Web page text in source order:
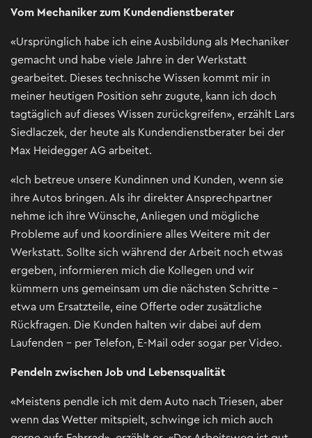
Vom Mechaniker zum Kundendienstberater
«Ursprünglich habe ich eine Ausbildung als Mechaniker
gemacht und habe viele Jahre in der Werkstatt
gearbeitet. Dieses technische Wissen kommt mir in
meiner heutigen Position sehr zugute, kann ich doch
tagtäglich auf dieses Wissen zurückgreifen», erzählt Lars
Siedlaczek, der heute als Kundendienstberater bei der
Max Heidegger AG arbeitet.
«Ich betreue unsere Kundinnen und Kunden, wenn sie
ihre Autos bringen. Als ihr direkter Ansprechpartner
nehme ich ihre Wünsche, Anliegen und mögliche
Probleme auf und koordiniere alles Weitere mit der
Werkstatt. Sollte sich während der Arbeit noch etwas
ergeben, informieren mich die Kollegen und wir
kümmern uns gemeinsam um die nächsten Schritte –
etwa um Ersatzteile, eine Offerte oder zusätzliche
Rückfragen. Die Kunden halten wir dabei auf dem
Laufenden – per Telefon, E-Mail oder sogar per Video.
Pendeln zwischen Job und Lebensqualität
«Meistens pendle ich mit dem Auto nach Triesen, aber
wenn das Wetter mitspielt, schwinge ich mich auch